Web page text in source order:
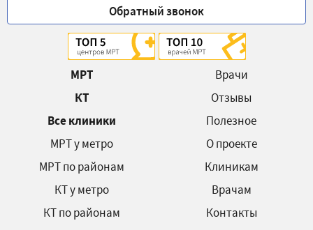
Обратный звонок
МРТ
КТ
Все клиники
МРТ у метро
МРТ по районам
КТ у метро
КТ по районам
Врачи
Отзывы
Полезное
О проекте
Клиникам
Врачам
Контакты